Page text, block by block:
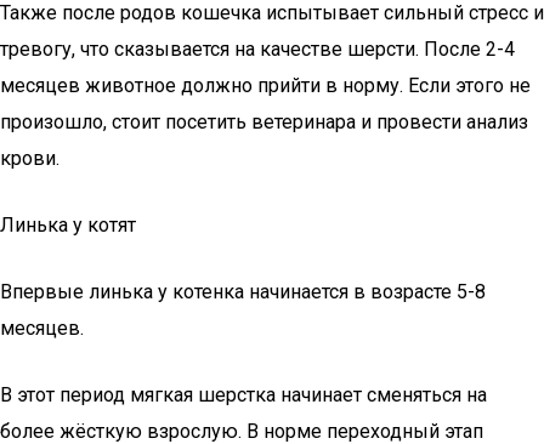
Также после родов кошечка испытывает сильный стресс и
тревогу, что сказывается на качестве шерсти. После 2-4
месяцев животное должно прийти в норму. Если этого не
произошло, стоит посетить ветеринара и провести анализ
крови.
Линька у котят
Впервые линька у котенка начинается в возрасте 5-8
месяцев.
В этот период мягкая шерстка начинает сменяться на
более жёсткую взрослую. В норме переходный этап